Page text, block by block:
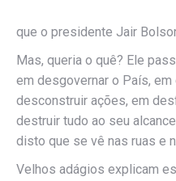
que o presidente Jair
Mas, queria o quê? Ele
em desgovernar o País,
desconstruir ações, em
destruir tudo ao seu
disto que se vê nas ruas e
Velhos adágios explicam